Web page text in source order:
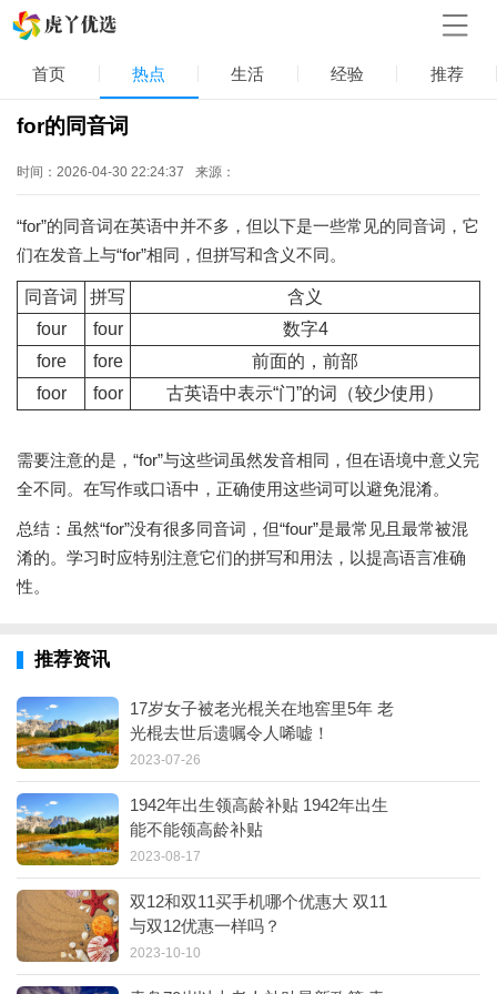
首页 热点 生活 经验 推荐
for的同音词
时间：2026-04-30 22:24:37 来源：
“for”的同音词在英语中并不多，但以下是一些常见的同音词，它
们在发音上与“for”相同，但拼写和含义不同。
同音词 拼写
含义
four
four
数字4
fore
fore
前面的，前部
foor
foor 古英语中表示“门”的词（较少使用）
需要注意的是，“for”与这些词虽然发音相同，但在语境中意义完
全不同。在写作或口语中，正确使用这些词可以避免混淆。
总结：虽然“for”没有很多同音词，但“four”是最常见且最常被混
淆的。学习时应特别注意它们的拼写和用法，以提高语言准确
性。
推荐资讯
17岁女子被老光棍关在地窖里5年 老
光棍去世后遗嘱令人唏嘘！
2023-07-26
1942年出生领高龄补贴 1942年出生
能不能领高龄补贴
2023-08-17
双12和双11买手机哪个优惠大 双11
与双12优惠一样吗？
2023-10-10